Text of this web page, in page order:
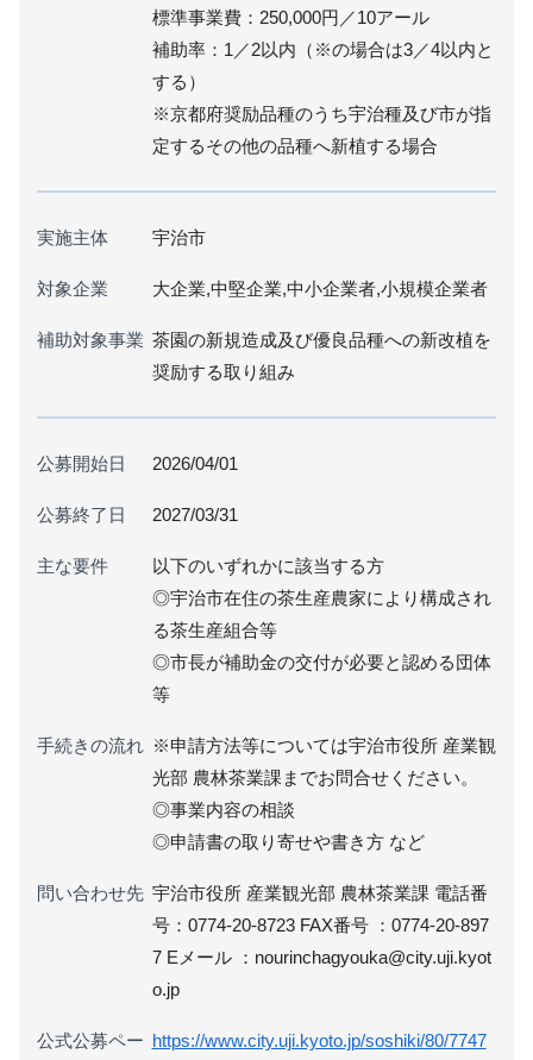
標準事業費：250,000円／10アール
補助率：1／2以内（※の場合は3／4以内と
する）
※京都府奨励品種のうち宇治種及び市が指
定するその他の品種へ新植する場合
実施主体 宇治市
対象企業 大企業,中堅企業,中小企業者,小規模企業者
補助対象事業 茶園の新規造成及び優良品種への新改植を
奨励する取り組み
公募開始日 2026/04/01
公募終了日 2027/03/31
主な要件
以下のいずれかに該当する方
◎宇治市在住の茶生産農家により構成され
る茶生産組合等
◎市長が補助金の交付が必要と認める団体
等
手続きの流れ ※申請方法等については宇治市役所 産業観
光部 農林茶業課までお問合せください。
◎事業内容の相談
◎申請書の取り寄せや書き方 など
問い合わせ先 宇治市役所 産業観光部 農林茶業課 電話番
号：0774-20-8723 FAX番号 ：0774-20-897
7 Eメール ：nourinchagyouka@city.uji.kyot
o.jp
公式公募ペー https://www.city.uji.kyoto.jp/soshiki/80/7747